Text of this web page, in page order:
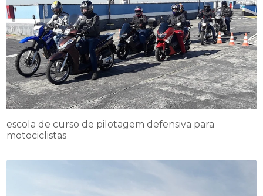
escola de curso de pilotagem defensiva para
motociclistas